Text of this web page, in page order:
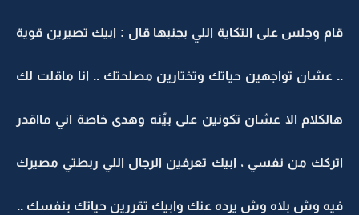
قام وجلس على التكاية اللي بجنبها قال : ابيك تصيرين قوية
.. عشان تواجهين حياتك وتختارين مصلحتك .. انا ماقلت لك
هالكلام الا عشان تكونين على بيِّنه وهدى خاصة اني مااقدر
اتركك من نفسي ، ابيك تعرفين الرجال اللي ربطتي مصيرك
فيه وش بلاه وش يرده عنك وابيك تقررين حياتك بنفسك ..